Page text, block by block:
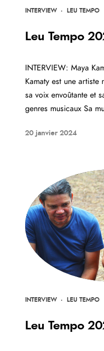
INTERVIEW· LEU TEMPO
Leu Tempo
INTERVIEW: Maya
Kamaty est une artiste
sa voix envoûtante et
genres musicaux Sa
20 janvier 2024
INTERVIEW · LEU TEMPO
Leu Tempo